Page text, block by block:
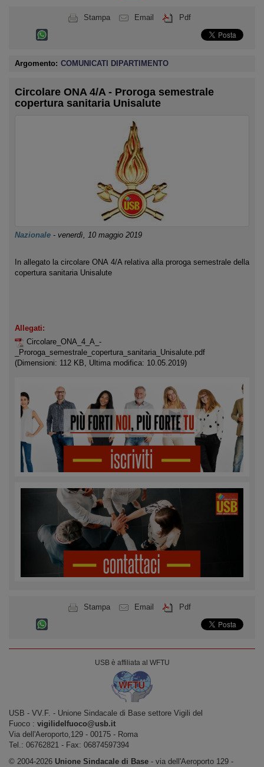
Stampa Email Pdf
Argomento: COMUNICATI DIPARTIMENTO
Circolare ONA 4/A - Proroga semestrale
copertura sanitaria Unisalute
Nazionale - venerdì, 10 maggio 2019
In allegato la circolare ONA 4/A relativa alla proroga semestrale della
copertura sanitaria Unisalute
Allegati:
Circolare_ONA_4_A_-
_Proroga_semestrale_copertura_sanitaria_Unisalute.pdf
(Dimensioni: 112 KB, Ultima modifica: 10.05.2019)
Stampa Email Pdf
USB è affiliata al WFTU
USB ‐ VV.F. - Unione Sindacale di Base settore Vigili del
Fuoco : vigilidelfuoco@usb.it
Via dell'Aeroporto,129 ‐ 00175 ‐ Roma
Tel.: 06762821 ‐ Fax: 06874597394
© 2004-2026 Unione Sindacale di Base ‐ via dell'Aeroporto 129 -